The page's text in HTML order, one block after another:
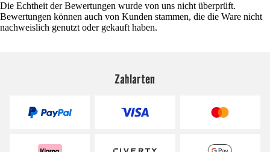
Die Echtheit der Bewertungen wurde von uns nicht überprüft.
Bewertungen können auch von Kunden stammen, die die Ware nicht
nachweislich genutzt oder gekauft haben.
Zahlarten